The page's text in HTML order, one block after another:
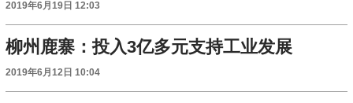
2019年6月19日 12:03
柳州鹿寨：投入3亿多元支持工业发展
2019年6月12日 10:04